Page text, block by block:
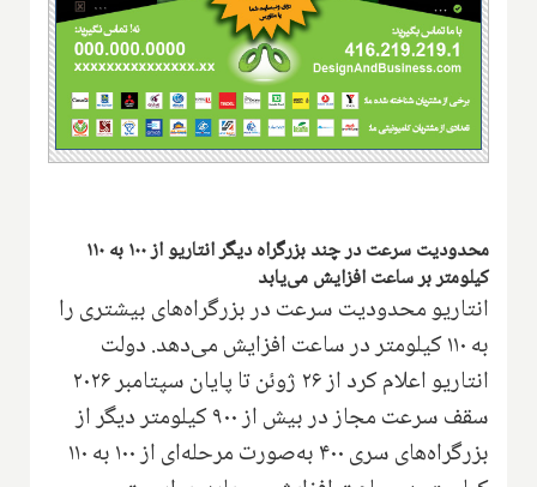
محدودیت سرعت در چند بزرگراه دیگر انتاریو از ۱۰۰ به ۱۱۰
کیلومتر بر ساعت افزایش می‌یابد
انتاریو محدودیت سرعت در بزرگراه‌های بیشتری را
به ۱۱۰ کیلومتر در ساعت افزایش می‌دهد. دولت
انتاریو اعلام کرد از ۲۶ ژوئن تا پایان سپتامبر ۲۰۲۶
سقف سرعت مجاز در بیش از ۹۰۰ کیلومتر دیگر از
بزرگراه‌های سری ۴۰۰ به‌صورت مرحله‌ای از ۱۰۰ به ۱۱۰